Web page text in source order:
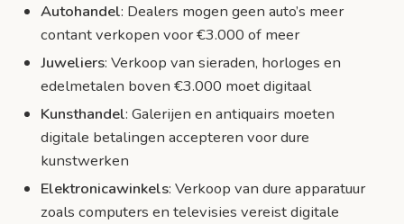
Autohandel: Dealers mogen geen auto’s meer
contant verkopen voor €3.000 of meer
Juweliers: Verkoop van sieraden, horloges en
edelmetalen boven €3.000 moet digitaal
Kunsthandel: Galerijen en antiquairs moeten
digitale betalingen accepteren voor dure
kunstwerken
Elektronicawinkels: Verkoop van dure apparatuur
zoals computers en televisies vereist digitale